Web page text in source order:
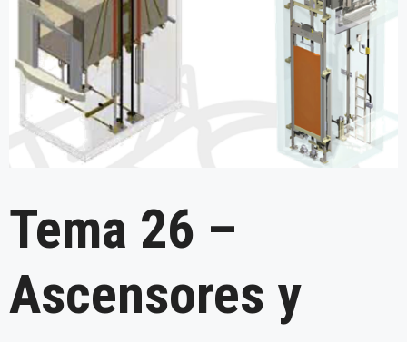
Tema 26 –
Ascensores y